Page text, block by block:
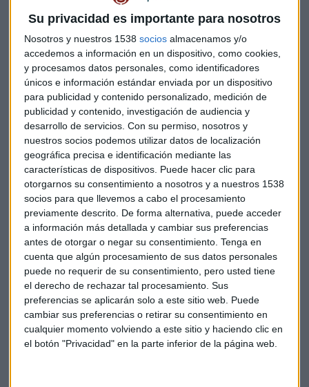
Su privacidad es importante para nosotros
Nosotros y nuestros 1538 socios almacenamos y/o
accedemos a información en un dispositivo, como cookies,
y procesamos datos personales, como identificadores
únicos e información estándar enviada por un dispositivo
para publicidad y contenido personalizado, medición de
publicidad y contenido, investigación de audiencia y
desarrollo de servicios. Con su permiso, nosotros y
nuestros socios podemos utilizar datos de localización
geográfica precisa e identificación mediante las
características de dispositivos. Puede hacer clic para
otorgarnos su consentimiento a nosotros y a nuestros 1538
socios para que llevemos a cabo el procesamiento
previamente descrito. De forma alternativa, puede acceder
a información más detallada y cambiar sus preferencias
antes de otorgar o negar su consentimiento. Tenga en
cuenta que algún procesamiento de sus datos personales
puede no requerir de su consentimiento, pero usted tiene
el derecho de rechazar tal procesamiento. Sus
preferencias se aplicarán solo a este sitio web. Puede
cambiar sus preferencias o retirar su consentimiento en
cualquier momento volviendo a este sitio y haciendo clic en
el botón "Privacidad" en la parte inferior de la página web.
A MEDIA SESIÓN
La tensión en Irán vuelve a disparar el petróleo un 5%
y bajan las bolsas
Sandra Torrecillas